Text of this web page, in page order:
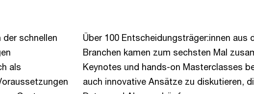
schnellen
als
Über 100 Entscheidungsträger:innen aus
Branchen kamen zum sechsten Mal
Keynotes und hands-on Masterclasses
auch innovative Ansätze zu diskutieren,